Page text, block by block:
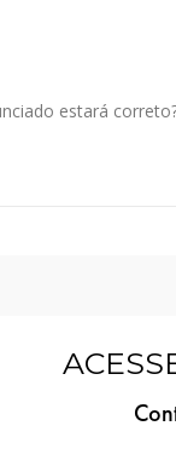
estará